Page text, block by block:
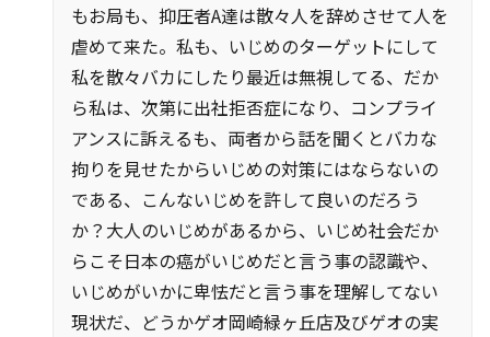
もお局も、抑圧者A達は散々人を辞めさせて人を
虐めて来た。私も、いじめのターゲットにして
私を散々バカにしたり最近は無視してる、だか
ら私は、次第に出社拒否症になり、コンプライ
アンスに訴えるも、両者から話を聞くとバカな
拘りを見せたからいじめの対策にはならないの
である、こんないじめを許して良いのだろう
か？大人のいじめがあるから、いじめ社会だか
らこそ日本の癌がいじめだと言う事の認識や、
いじめがいかに卑怯だと言う事を理解してない
現状だ、どうかゲオ岡崎緑ヶ丘店及びゲオの実